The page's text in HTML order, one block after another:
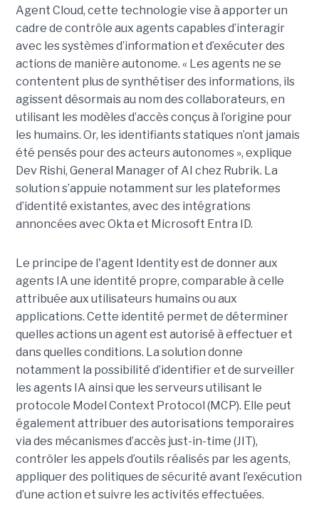
Agent Cloud, cette technologie vise à apporter un
cadre de contrôle aux agents capables d’interagir
avec les systèmes d’information et d’exécuter des
actions de manière autonome. « Les agents ne se
contentent plus de synthétiser des informations, ils
agissent désormais au nom des collaborateurs, en
utilisant les modèles d’accès conçus à l’origine pour
les humains. Or, les identifiants statiques n’ont jamais
été pensés pour des acteurs autonomes », explique
Dev Rishi, General Manager of AI chez Rubrik. La
solution s’appuie notamment sur les plateformes
d’identité existantes, avec des intégrations
annoncées avec Okta et Microsoft Entra ID.
Le principe de l'agent Identity est de donner aux
agents IA une identité propre, comparable à celle
attribuée aux utilisateurs humains ou aux
applications. Cette identité permet de déterminer
quelles actions un agent est autorisé à effectuer et
dans quelles conditions. La solution donne
notamment la possibilité d’identifier et de surveiller
les agents IA ainsi que les serveurs utilisant le
protocole Model Context Protocol (MCP). Elle peut
également attribuer des autorisations temporaires
via des mécanismes d’accès just-in-time (JIT),
contrôler les appels d’outils réalisés par les agents,
appliquer des politiques de sécurité avant l’exécution
d’une action et suivre les activités effectuées.